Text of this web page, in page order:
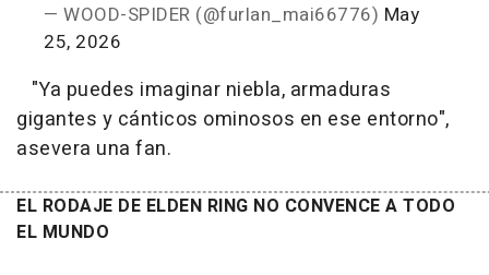
— WOOD-SPIDER (@furlan_mai66776) May
25, 2026
"Ya puedes imaginar niebla, armaduras
gigantes y cánticos ominosos en ese entorno",
asevera una fan.
EL RODAJE DE ELDEN RING NO CONVENCE A TODO
EL MUNDO